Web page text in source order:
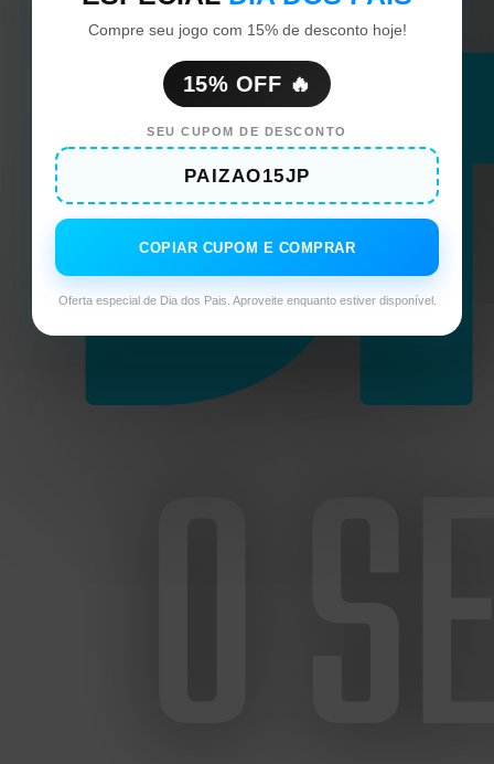
Compre seu jogo com 15% de desconto hoje!
15% OFF 🔥
SEU CUPOM DE DESCONTO
PAIZAO15JP
COPIAR CUPOM E COMPRAR
Oferta especial de Dia dos Pais. Aproveite enquanto estiver disponível.